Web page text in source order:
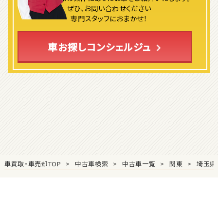
S660
ぜひ、お問い合わせください
専門スタッフにおまかせ！
車お探しコンシェルジュ
車買取・車売却TOP 中古車検索 中古車一覧 関東 埼玉県